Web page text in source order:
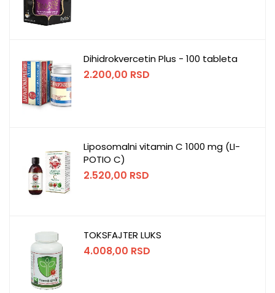
Dihidrokvercetin Plus - 100 tableta
2.200,00 RSD
Liposomalni vitamin C 1000 mg (LI-
POTIO C)
2.520,00 RSD
TOKSFAJTER LUKS
4.008,00 RSD